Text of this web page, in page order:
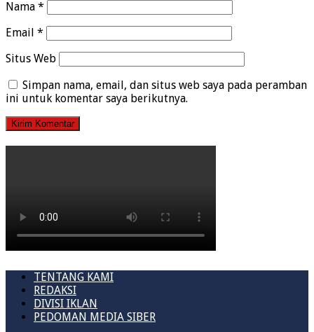
Nama *
Email *
Situs Web
Simpan nama, email, dan situs web saya pada peramban
ini untuk komentar saya berikutnya.
TENTANG KAMI
REDAKSI
DIVISI IKLAN
PEDOMAN MEDIA SIBER